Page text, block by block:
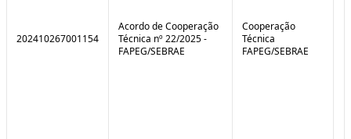
202410267001154
Acordo de Cooperação
Técnica nº 22/2025 -
FAPEG/SEBRAE
Cooperação
Técnica
FAPEG/SEBRAE